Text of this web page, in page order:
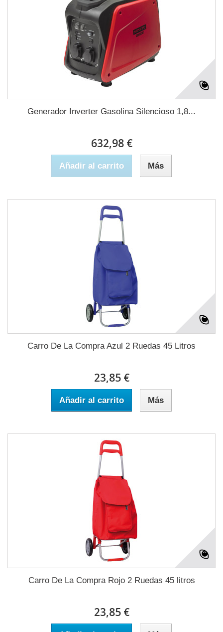
Generador Inverter Gasolina Silencioso 1,8...
632,98 €
Añadir al carrito Más
Carro De La Compra Azul 2 Ruedas 45 Litros
23,85 €
Añadir al carrito Más
Carro De La Compra Rojo 2 Ruedas 45 litros
23,85 €